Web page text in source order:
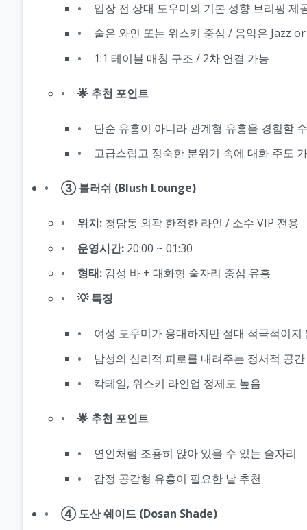
입장 전 상대 도우미의 기본 성향 브리핑 제
술은 와인 또는 위스키 중심 / 음악은 Jazz
1:1 테이블 매칭 구조 / 2차 연결 가능
🌟 추천 포인트
단순 유흥이 아니라 관계형 유흥을 경험할
고급스럽고 정숙한 분위기 속에 대화 주도
③ 블러쉬 (Blush Lounge)
위치: 청담동 외곽 한적한 라인 / 소수 VIP 전용
운영시간: 20:00 ~ 01:30
형태: 감성 바 + 대화형 술자리 중심 유흥
💡 특징
여성 도우미가 응대하지만 절대 적극적이지
남성의 심리적 피로를 내려주는 정서적 공간
칵테일, 위스키 라인업 정제도 높음
🌟 추천 포인트
연인처럼 조용히 앉아 있을 수 있는 술자리
감정 공감형 유흥이 필요한 날 추천
④ 도산 쉐이드 (Dosan Shade)